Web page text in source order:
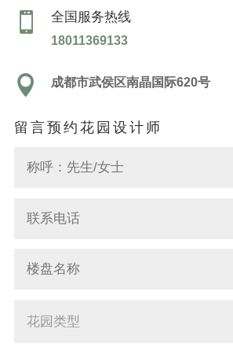
 全国服务热线
18011369133
 成都市武侯区南晶国际620号
留言预约花园设计师